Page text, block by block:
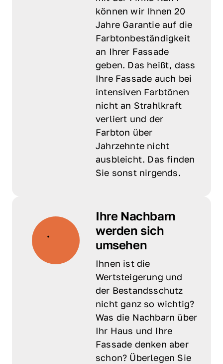
können wir Ihnen 20
Jahre Garantie auf die
Farbtonbeständigkeit
an Ihrer Fassade
geben. Das heißt, dass
Ihre Fassade auch bei
intensiven Farbtönen
nicht an Strahlkraft
verliert und der
Farbton über
Jahrzehnte nicht
ausbleicht. Das finden
Sie sonst nirgends.
Ihre Nachbarn
werden sich
umsehen
Ihnen ist die
Wertsteigerung und
der Bestandsschutz
nicht ganz so wichtig?
Was die Nachbarn über
Ihr Haus und Ihre
Fassade denken aber
schon? Überlegen Sie